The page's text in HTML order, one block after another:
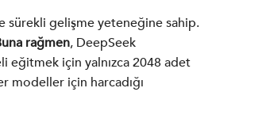
sürekli gelişme yeteneğine sahip.
rağmen, DeepSeek
için yalnızca 2048 adet
modeller için harcadığı